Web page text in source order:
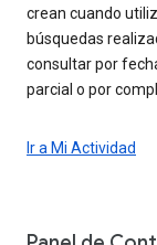
crean cuando
búsquedas
consultar por
parcial o por
Ir a Mi Actividad